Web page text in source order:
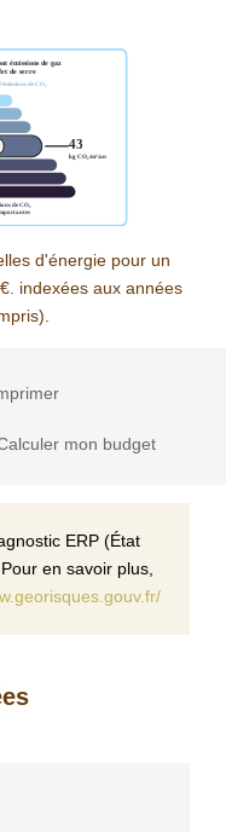
d'énergie pour un
indexées aux années
mon budget
ERP (État
en savoir plus,